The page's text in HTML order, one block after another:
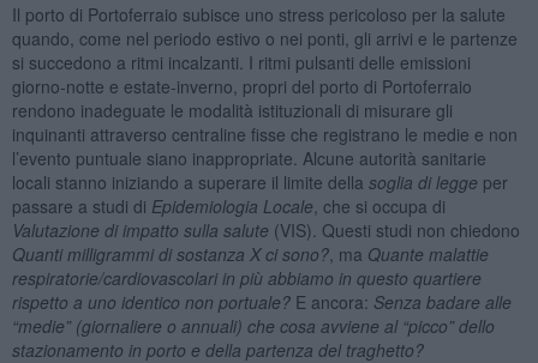
Il porto di Portoferraio subisce uno stress pericoloso per la salute
quando, come nel periodo estivo o nei ponti, gli arrivi e le partenze
si succedono a ritmi incalzanti. I ritmi pulsanti delle emissioni
giorno-notte e estate-inverno, propri del porto di Portoferraio
rendono inadeguate le modalità istituzionali di misurare gli
inquinanti attraverso centraline fisse che registrano le medie e non
l’evento puntuale siano inappropriate. Alcune autorità sanitarie
locali stanno iniziando a superare il limite della soglia di legge per
passare a studi di Epidemiologia Locale , che si occupa di
Valutazione di impatto sulla salute (VIS). Questi studi non chiedono
Quanti milligrammi di sostanza X ci sono?, ma Quante malattie
respiratorie/cardiovascolari in più abbiamo in questo quartiere
rispetto a uno identico non portuale?E ancora: Senza badare alle
“medie” (giornaliere o annuali) che cosa avviene al “picco” dello
stazionamento in porto e della partenza del traghetto?